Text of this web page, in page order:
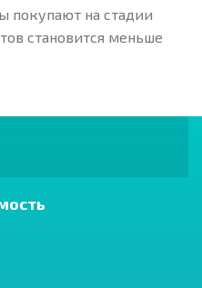
покупают на стадии
становится меньше